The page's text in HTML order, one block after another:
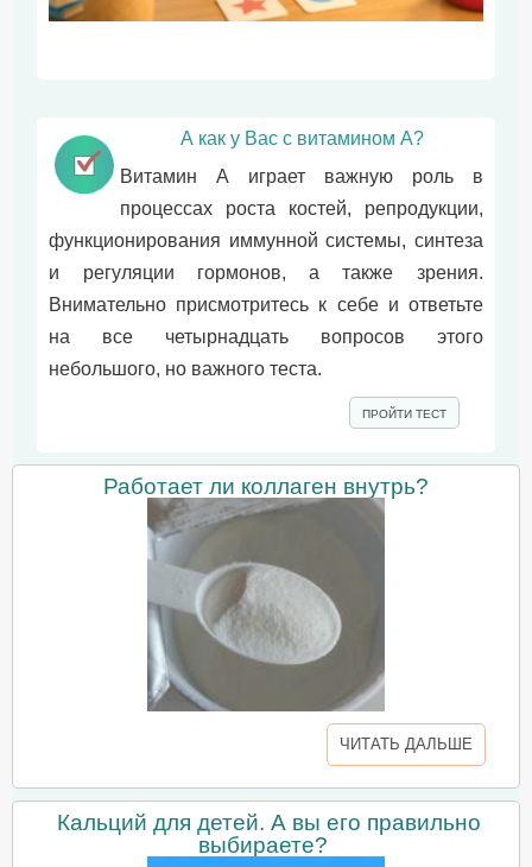
А как у Вас с витамином А?
Витамин А играет важную роль в
процессах роста костей, репродукции,
функционирования иммунной системы, синтеза
и регуляции гормонов, а также зрения.
Внимательно присмотритесь к себе и ответьте
на все четырнадцать вопросов этого
небольшого, но важного теста.
ПРОЙТИ ТЕСТ
Работает ли коллаген внутрь?
ЧИТАТЬ ДАЛЬШЕ
Кальций для детей. А вы его правильно
выбираете?